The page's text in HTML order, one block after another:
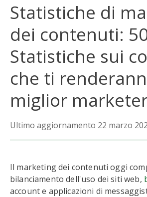
Statistiche di
dei contenuti:
Statistiche sui
che ti
miglior
Ultimo aggiornamento 22 marzo
Il marketing dei contenuti oggi
bilanciamento dell'uso dei siti web,
account e applicazioni di